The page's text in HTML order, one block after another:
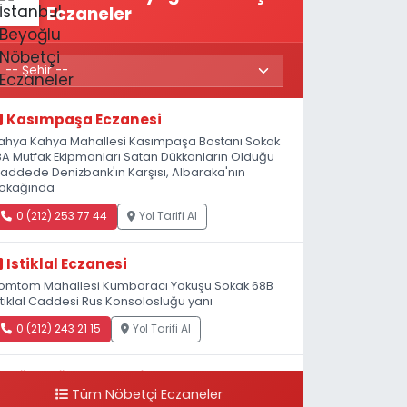
Eczaneler
Kasımpaşa Eczanesi
Kahya Mahallesi Kasımpaşa Bostanı Sokak
Mutfak Ekipmanları Satan Dükkanların Olduğu
Denizbank'ın Karşısı, Albaraka'nın
0 (212) 253 77 44 Yol Tarifi Al
Istiklal Eczanesi
Mahallesi Kumbaracı Yokuşu Sokak 68B
Caddesi Rus Konsolosluğu yanı
0 (212) 243 21 15 Yol Tarifi Al
Güleryüz Eczanesi
Mahallesi Şaban Deresi Sokak 7 D Koç
Tüm Nöbetçi Eczaneler